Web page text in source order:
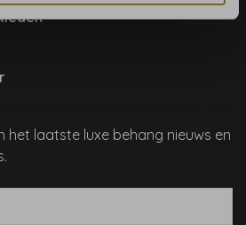
het laatste luxe behang nieuws en